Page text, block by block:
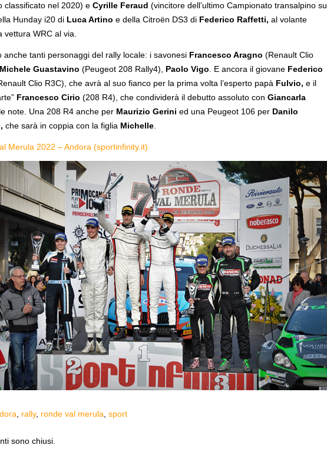
classificato nel 2020) e Cyrille Feraud (vincitore dell’ultimo Campionato transalpino su
Hunday i20 di Luca Artino e della Citroën DS3 di Federico Raffetti, al volante
vettura WRC al via.
anche tanti personaggi del rally locale: i savonesi Francesco Aragno (Renault Clio
Michele Guastavino (Peugeot 208 Rally4), Paolo Vigo . E ancora il giovane Federico
Clio R3C), che avrà al suo fianco per la prima volta l’esperto papà Fulvio, e il
Francesco Cirio (208 R4), che condividerà il debutto assoluto con Giancarla
note. Una 208 R4 anche per Maurizio Gerini ed una Peugeot 106 per Danilo
che sarà in coppia con la figlia Michelle
Merula 2022 – Andora (sportinfinity.it)
rally, ronde val merula sport
sono chiusi.